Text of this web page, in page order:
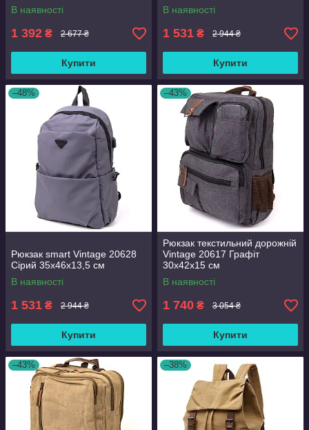
В наявності
1 392 ₴ 2 677 ₴
Купити
В наявності
1 531 ₴ 2 944 ₴
Купити
–48%
Рюкзак smart Vintage 20628
Сірий 35х46х13,5 см
В наявності
1 531 ₴ 2 944 ₴
Купити
–43%
Рюкзак текстильний дорожній
Vintage 20617 Графіт
30х42х15 см
В наявності
1 740 ₴ 3 054 ₴
Купити
–43% –38%